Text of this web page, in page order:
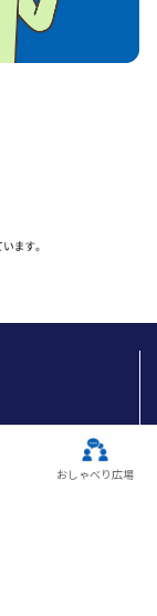
おしゃべり広場